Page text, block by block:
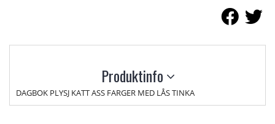
Produktinfo
DAGBOK PLYSJ KATT ASS FARGER MED LÅS TINKA